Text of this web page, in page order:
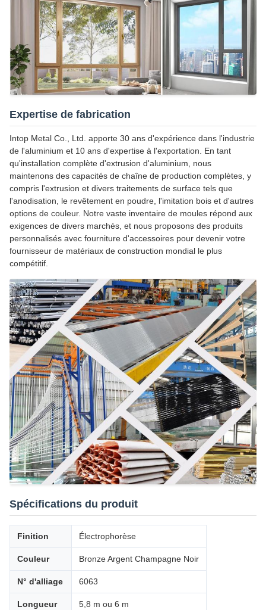
Expertise de fabrication
Intop Metal Co., Ltd. apporte 30 ans d'expérience dans l'industrie
de l'aluminium et 10 ans d'expertise à l'exportation. En tant
qu'installation complète d'extrusion d'aluminium, nous
maintenons des capacités de chaîne de production complètes, y
compris l'extrusion et divers traitements de surface tels que
l'anodisation, le revêtement en poudre, l'imitation bois et d'autres
options de couleur. Notre vaste inventaire de moules répond aux
exigences de divers marchés, et nous proposons des produits
personnalisés avec fourniture d'accessoires pour devenir votre
fournisseur de matériaux de construction mondial le plus
compétitif.
Spécifications du produit
Finition Électrophorèse
Couleur Bronze Argent Champagne Noir
N° d'alliage 6063
Longueur 5,8 m ou 6 m